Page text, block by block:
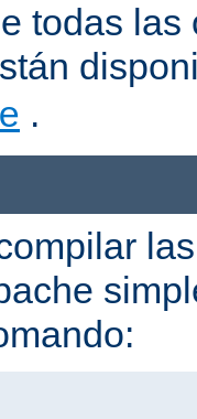
todas las
.